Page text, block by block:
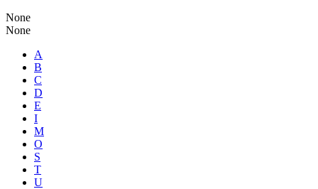
None
None
A
B
C
D
E
I
M
O
S
T
U